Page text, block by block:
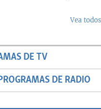
Vea
DE TV
DE RADIO